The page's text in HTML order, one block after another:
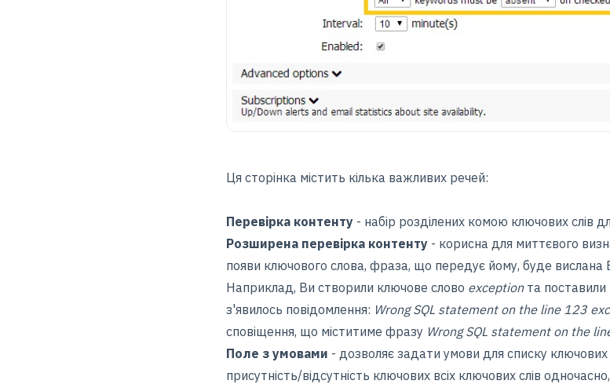
Ця сторінка містить кілька важливих речей:
Перевірка контенту - набір розділених комою ключових слів
Розширена перевірка контенту - корисна для миттєвого
появи ключового слова, фраза, що передує йому, буде вислана
Наприклад, Ви створили ключове слово exceptionта поставили
з'явилось повідомлення: Wrong SQL statement on the line 123
сповіщення, що міститиме фразу Wrong SQL statement on the
Поле з умовами - дозволяє задати умови для списку
присутність/відсутність ключових всіх ключових слів